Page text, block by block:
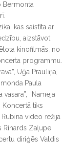
Bermonta
kas saistīta ar
aizstāvot
kinofilmās, no
programmu.
Uģa Prauliņa,
Paula
“Nameja
Koncertā tiks
video režijā
Rihards Zaļupe
diriģēs Valdis